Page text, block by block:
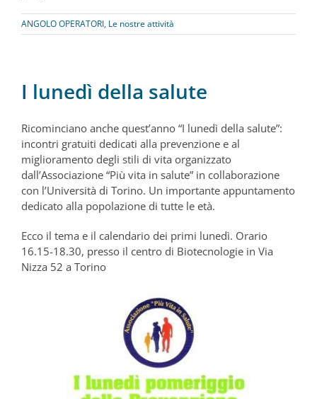
ANGOLO OPERATORI, Le nostre attività
I lunedì della salute
Ricominciano anche quest’anno “I lunedì della salute”:
incontri gratuiti dedicati alla prevenzione e al
miglioramento degli stili di vita organizzato
dall’Associazione “Più vita in salute” in collaborazione
con l’Università di Torino. Un importante appuntamento
dedicato alla popolazione di tutte le età.
Ecco il tema e il calendario dei primi lunedì. Orario
16.15-18.30, presso il centro di Biotecnologie in Via
Nizza 52 a Torino